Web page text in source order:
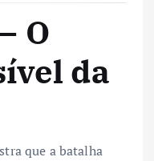
O
da
que a batalha